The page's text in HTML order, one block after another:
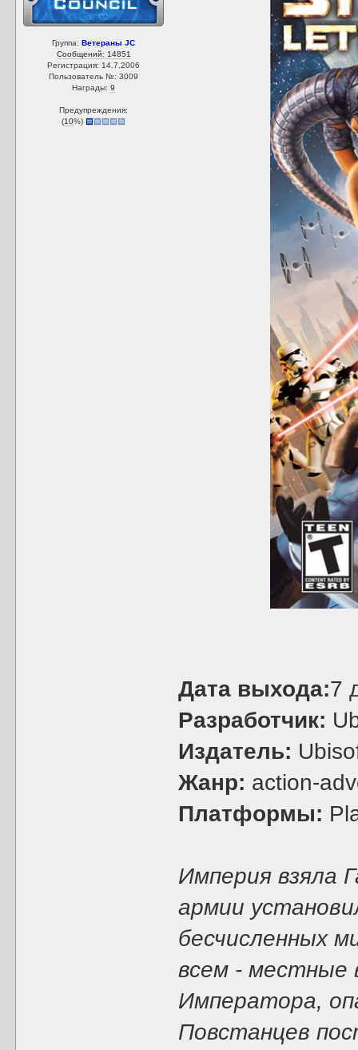
Группа:Ветераны JC
Сообщений: 14851
Регистрация: 14.7.2006
Пользователь №: 3009
Награды:9
Предупреждения:
(10%)
Дата выхода:7
Разработчик:
Издатель:
Жанр: action-
Платформы:
Империя взяла
армии
бесчисленных
всем - местные
Императора,
Повстанцев